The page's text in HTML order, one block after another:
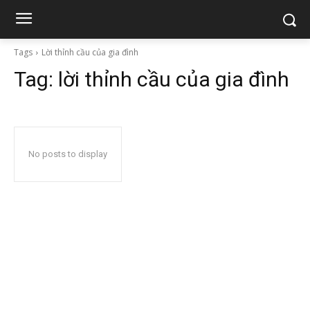
Tags Lời thỉnh cầu của gia đình
Tag: lời thỉnh cầu của gia đình
No posts to display